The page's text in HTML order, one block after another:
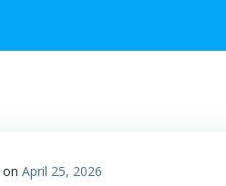
on April 25, 2026